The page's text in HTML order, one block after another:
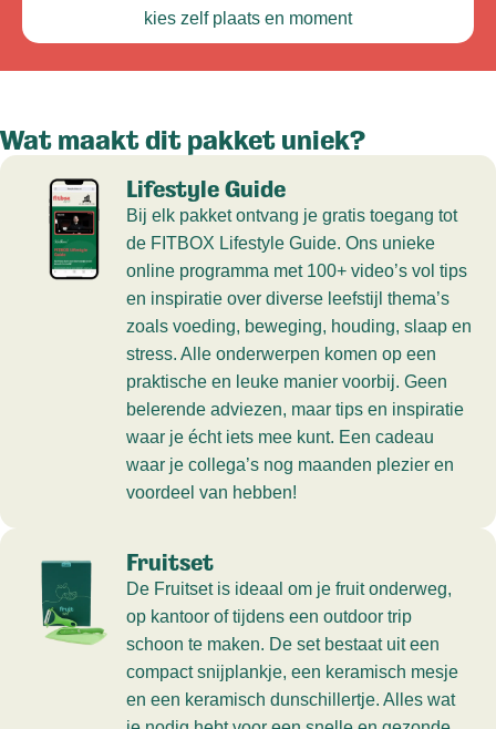
kies zelf plaats en moment
Wat maakt dit pakket uniek?
Lifestyle Guide
Bij elk pakket ontvang je gratis toegang tot
de FITBOX Lifestyle Guide. Ons unieke
online programma met 100+ video’s vol tips
en inspiratie over diverse leefstijl thema’s
zoals voeding, beweging, houding, slaap en
stress. Alle onderwerpen komen op een
praktische en leuke manier voorbij. Geen
belerende adviezen, maar tips en inspiratie
waar je écht iets mee kunt. Een cadeau
waar je collega’s nog maanden plezier en
voordeel van hebben!
Fruitset
De Fruitset is ideaal om je fruit onderweg,
op kantoor of tijdens een outdoor trip
schoon te maken. De set bestaat uit een
compact snijplankje, een keramisch mesje
en een keramisch dunschillertje. Alles wat